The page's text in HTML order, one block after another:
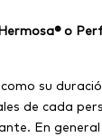
Hermosa® o
su
de cada
En